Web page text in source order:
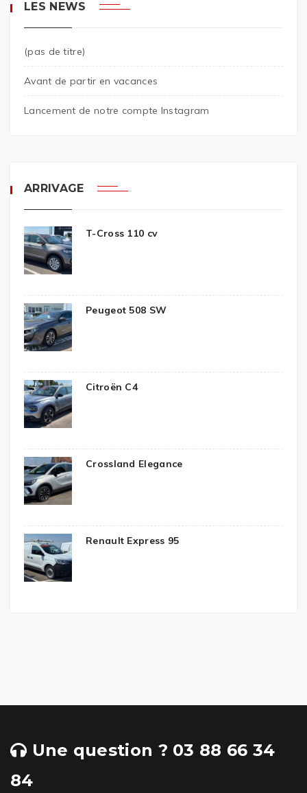
LES NEWS
(pas de titre)
Avant de partir en vacances
Lancement de notre compte Instagram
ARRIVAGE
T-Cross 110 cv
Peugeot 508 SW
Citroën C4
Crossland Elegance
Renault Express 95
Une question ? 03 88 66 34
84